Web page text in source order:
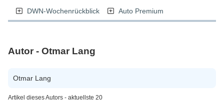
DWN-Wochenrückblick Auto Premium
Autor - Otmar Lang
Otmar Lang
Artikel dieses Autors - aktuellste 20